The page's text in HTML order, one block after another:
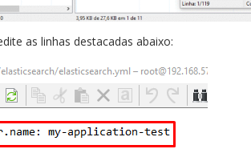
as linhas destacadas abaixo: